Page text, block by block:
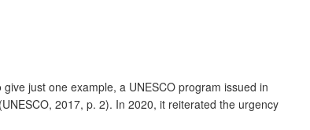
just one example, a UNESCO program issued in
2017, p. 2). In 2020, it reiterated the urgency